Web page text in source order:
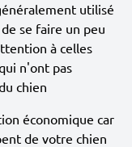
utilisé
se faire un peu
à celles
n'ont pas
chien
économique car
de votre chien